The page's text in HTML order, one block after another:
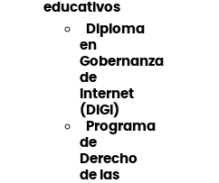
educativos
Diploma
en
Gobernanza
de
Internet
(DiGI)
Programa
de
Derecho
de las